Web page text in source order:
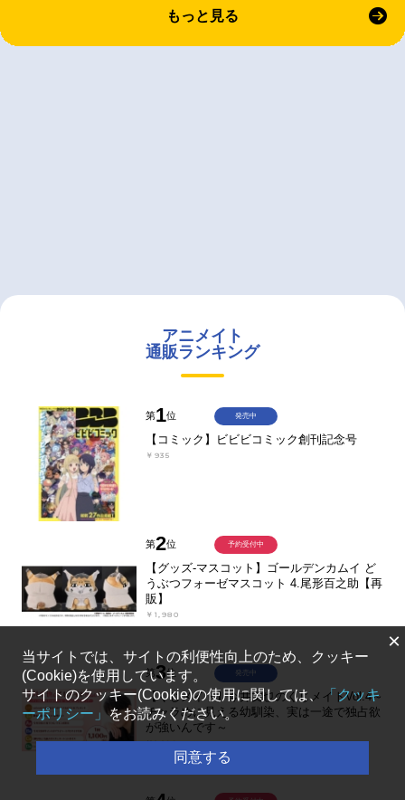
もっと見る
アニメイト
通販ランキング
第1位
【コミック】ビビビコミック創刊記念号
￥935
発売中
第2位
【グッズ-マスコット】ゴールデンカムイ ど
うぶつフォーゼマスコット 4.尾形百之助【再
販】
￥1,980
予約受付中
第3位
【くじメイト】今井文也のくじメイトVol.4～
チャラめに見える幼馴染、実は一途で独占欲
が強いんです～
￥1,100
発売中
×
当サイトでは、サイトの利便性向上のため、クッキー
(Cookie)を使用しています。
サイトのクッキー(Cookie)の使用に関しては、 「クッキ
ーポリシー」をお読みください。
同意する